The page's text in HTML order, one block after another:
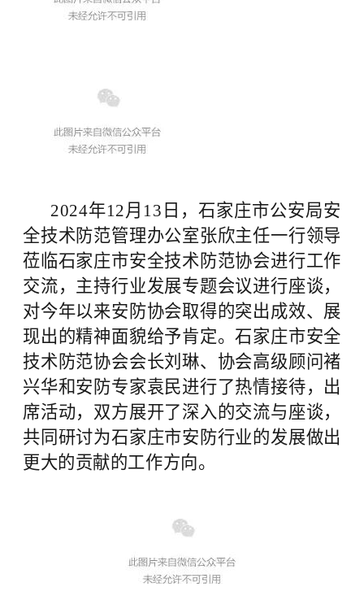
2024年12月13日，石家庄市公安局安
全技术防范管理办公室张欣主任一行领导
莅临石家庄市安全技术防范协会进行工作
交流，主持行业发展专题会议进行座谈，
对今年以来安防协会取得的突出成效、展
现出的精神面貌给予肯定。石家庄市安全
技术防范协会会长刘琳、协会高级顾问褚
兴华和安防专家袁民进行了热情接待，出
席活动，双方展开了深入的交流与座谈，
共同研讨为石家庄市安防行业的发展做出
更大的贡献的工作方向。